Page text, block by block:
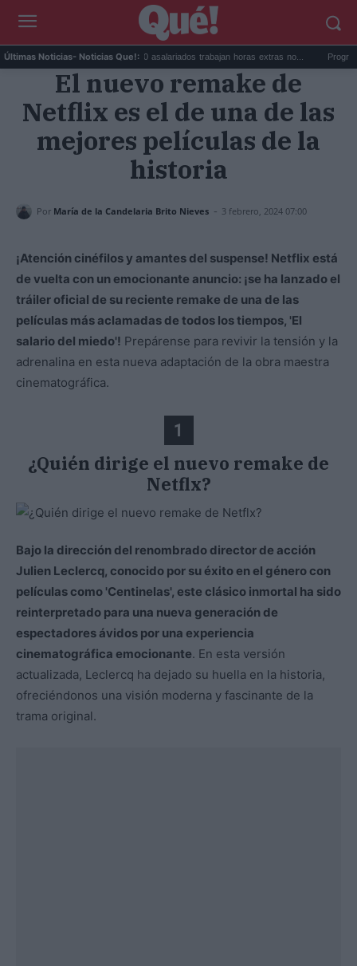
Últimas Noticias- Noticias Que!:
último... CCOO: 436.000 asalariados trabajan horas extras no... Programa
El nuevo remake de
Netflix es el de una de las
mejores películas de la
historia
Por María de la Candelaria Brito Nieves - 3 febrero, 2024 07:00
¡Atención cinéfilos y amantes del suspense! Netflix está
de vuelta con un emocionante anuncio: ¡se ha lanzado el
tráiler oficial de su reciente remake de una de las
películas más aclamadas de todos los tiempos, 'El
salario del miedo'! Prepárense para revivir la tensión y la
adrenalina en esta nueva adaptación de la obra maestra
cinematográfica.
1
¿Quién dirige el nuevo remake de
Netflx?
Bajo la dirección del renombrado director de acción
Julien Leclercq, conocido por su éxito en el género con
películas como 'Centinelas', este clásico inmortal ha sido
reinterpretado para una nueva generación de
espectadores ávidos por una experiencia
cinematográfica emocionante. En esta versión
actualizada, Leclercq ha dejado su huella en la historia,
ofreciéndonos una visión moderna y fascinante de la
trama original.